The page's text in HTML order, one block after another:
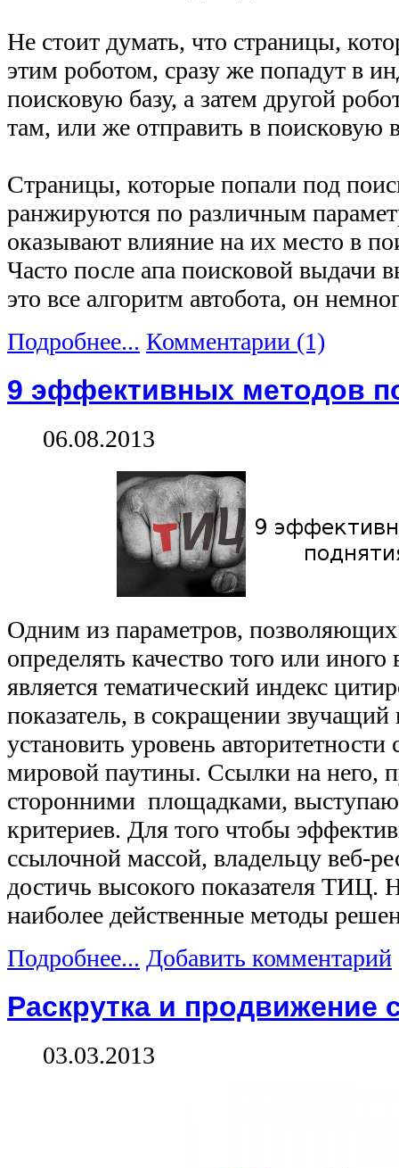
Не стоит думать, что страницы,
этим роботом, сразу же попадут в
поисковую базу, а затем другой
там, или же отправить в поисковую
Страницы, которые попали под
ранжируются по различным
оказывают влияние на их место в
Часто после апа поисковой выдачи
это все алгоритм автобота, он
Подробнее... Комментарии (1)
9 эффективных методов
06.08.2013
Одним из параметров,
определять качество того или иного
является тематический индекс
показатель, в сокращении
установить уровень авторитетности
мировой паутины. Ссылки на него,
сторонними площадками,
критериев. Для того чтобы
ссылочной массой, владельцу веб-
достичь высокого показателя ТИЦ.
наиболее действенные методы
Подробнее... Добавить комментарий
Раскрутка и продвижение
03.03.2013